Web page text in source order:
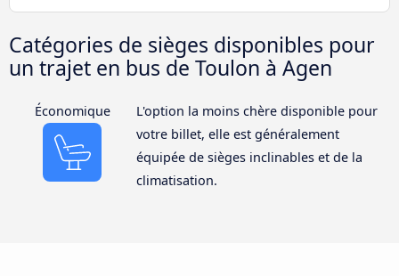
Catégories de sièges disponibles pour
un trajet en bus de Toulon à Agen
Économique
L'option la moins chère disponible pour
votre billet, elle est généralement
équipée de sièges inclinables et de la
climatisation.